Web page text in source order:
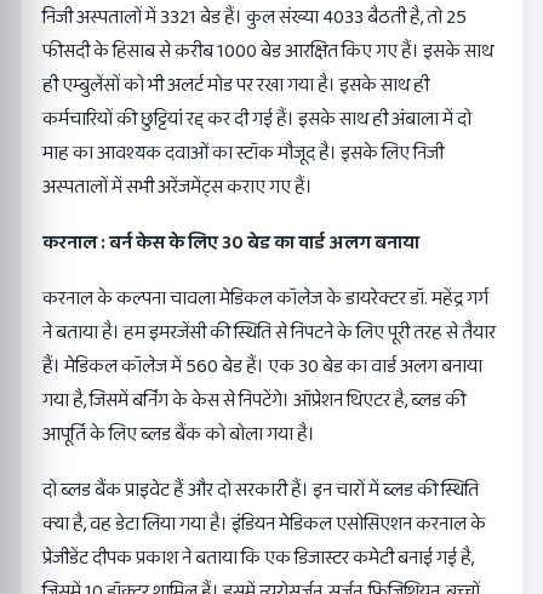
निजी अस्पतालों में 3321 बेड हैं। कुल संख्या 4033 बैठती है, तो 25
फीसदी के हिसाब से करीब 1000 बेड आरक्षित किए गए हैं। इसके साथ
ही एम्बुलेंसों को भी अलर्ट मोड पर रखा गया है। इसके साथ ही
कर्मचारियों की छुट्टियां रद्द कर दी गई हैं। इसके साथ ही अंबाला में दो
माह का आवश्यक दवाओं का स्टॉक मौजूद है। इसके लिए निजी
अस्पतालों में सभी अरेंजमेंट्स कराए गए हैं।
करनाल : बर्न केस के लिए 30 बेड का वार्ड अलग बनाया
करनाल के कल्पना चावला मेडिकल कॉलेज के डायरेक्टर डॉ. महेंद्र गर्ग
ने बताया है। हम इमरजेंसी की स्थिति से निपटने के लिए पूरी तरह से तैयार
हैं। मेडिकल कॉलेज में 560 बेड हैं। एक 30 बेड का वार्ड अलग बनाया
गया है, जिसमें बर्निंग के केस से निपटेंगे। ऑप्रेशन थिएटर है, ब्लड की
आपूर्ति के लिए ब्लड बैंक को बोला गया है।
दो ब्लड बैंक प्राइवेट हैं और दो सरकारी हैं। इन चारों में ब्लड की स्थिति
क्या है, वह डेटा लिया गया है। इंडियन मेडिकल एसोसिएशन करनाल के
प्रेजीडेंट दीपक प्रकाश ने बताया कि एक डिजास्टर कमेटी बनाई गई है,